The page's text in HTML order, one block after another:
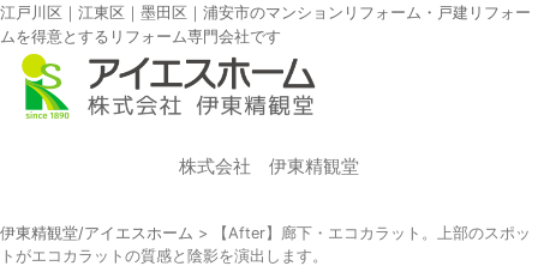
江戸川区｜江東区｜墨田区｜浦安市のマンションリフォーム・戸建リフォー
ムを得意とするリフォーム専門会社です
株式会社 伊東精観堂
伊東精観堂/アイエスホーム >
【After】廊下・エコカラット。上部のスポッ
トがエコカラットの質感と陰影を演出します。